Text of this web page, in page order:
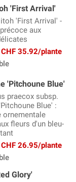
'First Arrival'
'First Arrival' -
aux
35.92/plante
'Pitchoune Blue'
praecox subsp.
Blue' :
ornementale
fleurs d'un bleu-
26.95/plante
Glory'